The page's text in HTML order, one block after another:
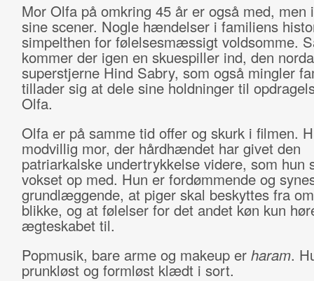
Mor Olfa på omkring 45 år er også med, men
sine scener. Nogle hændelser i familiens
simpelthen for følelsesmæssigt voldsomme.
kommer der igen en skuespiller ind, den
superstjerne Hind Sabry, som også mingler
tillader sig at dele sine holdninger til
Olfa.
Olfa er på samme tid offer og skurk i filmen.
modvillig mor, der hårdhændet har givet den
patriarkalske undertrykkelse videre, som hun
vokset op med. Hun er fordømmende og
grundlæggende, at piger skal beskyttes fra
blikke, og at følelser for det andet køn kun
ægteskabet til.
Popmusik, bare arme og makeup er haram.
prunkløst og formløst klædt i sort.